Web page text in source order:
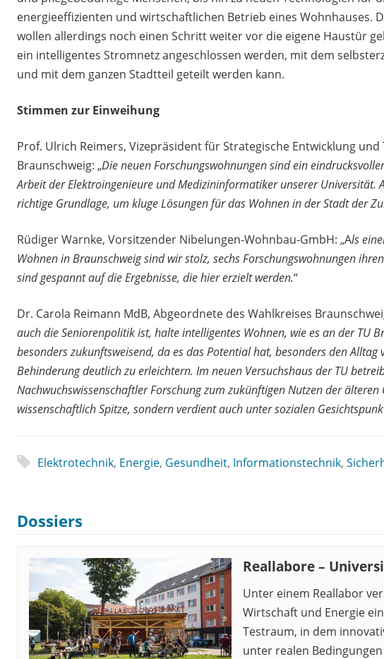
energieeffizienten und wirtschaftlichen Betrieb eines Wohnhauses.
wollen allerdings noch einen Schritt weiter vor die eigene Haustür
ein intelligentes Stromnetz angeschlossen werden, mit dem
und mit dem ganzen Stadtteil geteilt werden kann.
Stimmen zur Einweihung
Prof. Ulrich Reimers, Vizepräsident für Strategische Entwicklung
Braunschweig: „Die neuen Forschungswohnungen sind ein
Arbeit der Elektroingenieure und Medizininformatiker unserer Universität.
richtige Grundlage, um kluge Lösungen für das Wohnen in der Stadt der
Rüdiger Warnke, Vorsitzender Nibelungen-Wohnbau-GmbH: „Als
Wohnen in Braunschweig sind wir stolz, sechs Forschungswohnungen
sind gespannt auf die Ergebnisse, die hier erzielt werden.“
Dr. Carola Reimann MdB, Abgeordnete des Wahlkreises
auch die Seniorenpolitik ist, halte intelligentes Wohnen, wie es an der TU
besonders zukunftsweisend, da es das Potential hat, besonders den
Behinderung deutlich zu erleichtern. Im neuen Versuchshaus der TU
Nachwuchswissenschaftler Forschung zum zukünftigen Nutzen der
wissenschaftlich Spitze, sondern verdient auch unter sozialen
Elektrotechnik, Energie, Gesundheit, Informationstechnik,
Dossiers
Reallabore –
Unter einem Reallabor
Wirtschaft und Energie
Testraum, in dem
unter realen